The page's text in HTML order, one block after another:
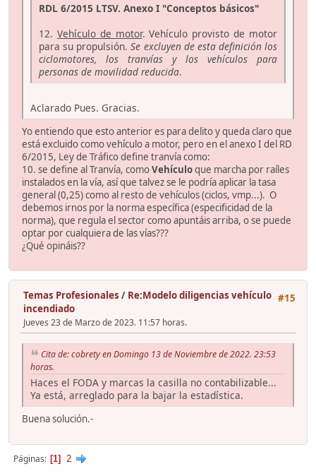
RDL 6/2015 LTSV. Anexo I "Conceptos básicos"
12. Vehículo de motor. Vehículo provisto de motor
para su propulsión.Se excluyen de esta definición los
ciclomotores, los tranvías y los vehículos para
personas de movilidad reducida.
Aclarado Pues. Gracias.
Yo entiendo que esto anterior es para delito y queda claro que
está excluido como vehículo a motor, pero en el anexo I del RD
6/2015, Ley de Tráfico define tranvía como:
10. se define al Tranvía, comoVehículoque marcha por raíles
instalados en la vía, así que talvez se le podría aplicar la tasa
general (0,25) como al resto de vehículos (ciclos, vmp...). O
debemos irnos por la norma específica (especificidad de la
norma), que regula el sector como apuntáis arriba, o se puede
optar por cualquiera de las vías???
¿Qué opináis??
#15
Temas Profesionales / Re:Modelo diligencias vehículo
incendiado
Jueves 23 de Marzo de 2023. 11:57 horas.
Cita de: cobrety en Domingo 13 de Noviembre de 2022. 23:53
horas.
Haces el FODA y marcas la casilla no contabilizable...
Ya está, arreglado para la bajar la estadística.
Buena solución.-
Páginas 1 2